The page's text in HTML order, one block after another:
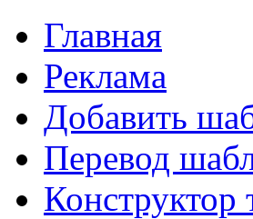
Главная
Реклама
Добавить
Перевод
Конструктор